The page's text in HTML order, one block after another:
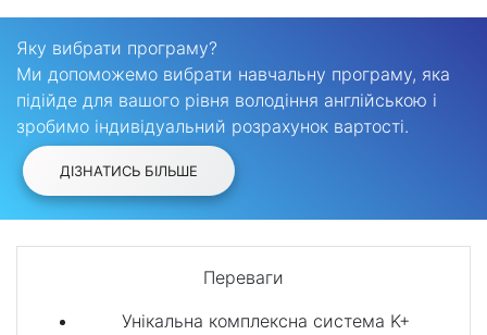
Яку вибрати програму?
Ми допоможемо вибрати навчальну програму, яка
підійде для вашого рівня володіння англійською і
зробимо індивідуальний розрахунок вартості.
ДІЗНАТИСЬ БІЛЬШЕ
Переваги
Унікальна комплексна система K+